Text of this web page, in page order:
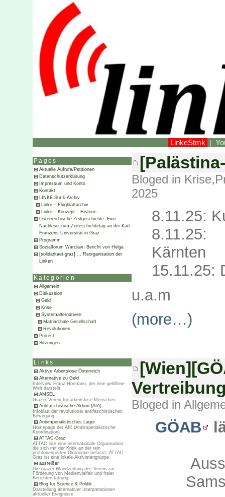
LinkeStmk |
Pages
Aktuelle Aufrufe/Petitionen
Datenschutzerklärung
Impressum und Konto
Kontakt
LINKE.Stmk-Archiv
Linke – Flugblattarchiv
Linke – Konzept – Historie
Österreichische Zeitgeschichte: Eine
Nachlese zum Zeiteschichtetag an der Karl-
Franzens-Universität in Graz
Programm
Sozialforum Warclaw: Bericht von Helga
[solidaritaet-graz] … Reorganisation der
Linken
Kategorien
Allgemein
Diskussion
Geld
Krise
Systemalternativen
Matriarchale Gesellschaft
Revolutionen
Protest
Sitzungen
Links
Aktive Arbeitslose Österreich
Alternative zu Geld
Interview Franz Hörmann, der eine geldfreie
Welt darstellt.
AMSEL
Grazer Verein für arbeitslose Menschen
Antifaschistische Aktion (AfA)
Infoblatt der revolutionär antifaschistischen
Bewegung
Antiimperialistisches Lager
Homepage der AIK (Antiimperialistische
Koordination)
ATTAC-Graz
ATTAC iste eine internationale Organisation,
die sich mit der Kritik an der rein
profitorientierten Ökonomie befasst; ATTAC-
Graz ist eine lokale Aktivistengruppe
ausreißer
Die grazer Wandzeitung des Verein zur
Förderung von Medienvielfalt und freier
Berichterstattung
Blog für Science & Politik
Darstellung alternativer Interpretationen
aktueller Ereignisse
Bloged in Krise,
2025
8.11.25:
8.11.25:
Kärnten
15.11.25:
u.a.m
(more…)
Bloged in
GÖAB